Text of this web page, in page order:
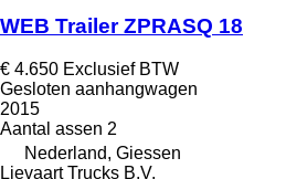
WEB Trailer ZPRASQ 18
€ 4.650 Exclusief BTW
Gesloten aanhangwagen
2015
Aantal assen 2
Nederland, Giessen
Lievaart Trucks B.V.